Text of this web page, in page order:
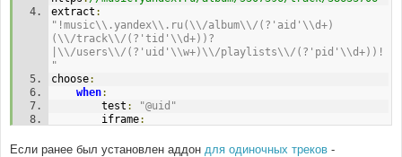
extract :
"!music\\.yandex\\.ru(\\/album\\/(?'aid'\\d+)
(\\/track\\/(?'tid'\\d+))?
|\\/users\\/(?'uid'\\w+)\\/playlists\\/(?'pid'\\d+))!
"
choose:
when:
        test
:
"@uid"
        iframe
:
            width
: "100%"
Если ранее был установлен аддон для одиночных треков -